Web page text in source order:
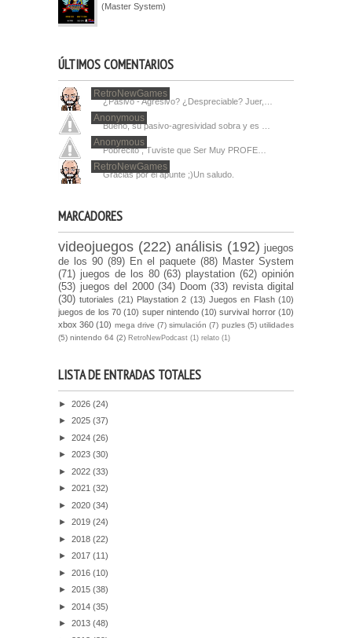
(Master System)
ÚLTIMOS COMENTARIOS
RetroNewGames
¿Pasivo - Agresivo? ¿Despreciable? Juer,…
Anonymous
Bueno, su pasivo-agresividad sobra y es …
Anonymous
Pobrecito , Tuviste que Ser Muy PROFE…
RetroNewGames
Gracias por el apunte ;)Un saludo.
MARCADORES
videojuegos (222) análisis (192) juegos
de los 90 (89) En el paquete (88) Master System
(71) juegos de los 80 (63) playstation (62) opinión
(53) juegos del 2000 (34) Doom (33) revista digital
(30) tutoriales (21) Playstation 2 (13) Juegos en Flash (10)
juegos de los 70 (10) super nintendo (10) survival horror (10)
xbox 360 (10) mega drive (7) simulación (7) puzles (5) utilidades
(5) nintendo 64 (2) RetroNewPodcast (1) relato (1)
LISTA DE ENTRADAS TOTALES
► 2026 (24)
► 2025 (37)
► 2024 (26)
► 2023 (30)
► 2022 (33)
► 2021 (32)
► 2020 (34)
► 2019 (24)
► 2018 (22)
► 2017 (11)
► 2016 (10)
► 2015 (38)
► 2014 (35)
► 2013 (48)